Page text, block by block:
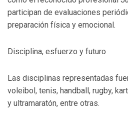
participan de evaluaciones
preparación física y emocional.
Disciplina, esfuerzo y futuro
Las disciplinas representadas
voleibol, tenis, handball, rugby,
y ultramaratón, entre otras.